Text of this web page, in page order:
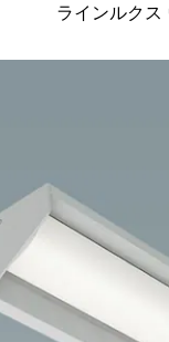
ラインルクス